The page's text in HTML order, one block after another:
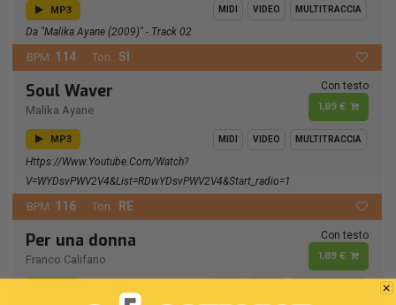
MP3 MIDI VIDEO MULTITRACCIA
Da "Malika Ayane (2009)" - Track 02
BPM: 114 Ton.: SI
Soul Waver
Malika Ayane
Con testo
1,89 €
MP3 MIDI VIDEO MULTITRACCIA
Https://www.youtube.com/watch?
V=wYDsvPWV2V4&list=RDwYDsvPWV2V4&start_radio=1
BPM: 116 Ton.: RE
Per una donna
Franco Califano
Con testo
1,89 €